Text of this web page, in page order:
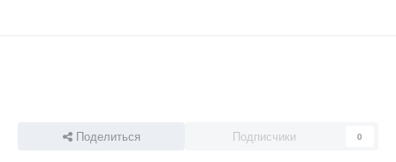
Поделиться Подписчики 0